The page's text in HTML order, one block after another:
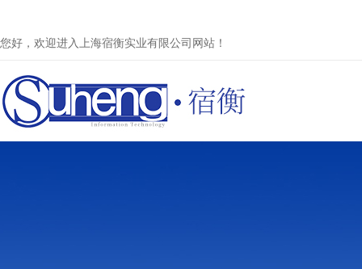
您好，欢迎进入上海宿衡实业有限公司网站！